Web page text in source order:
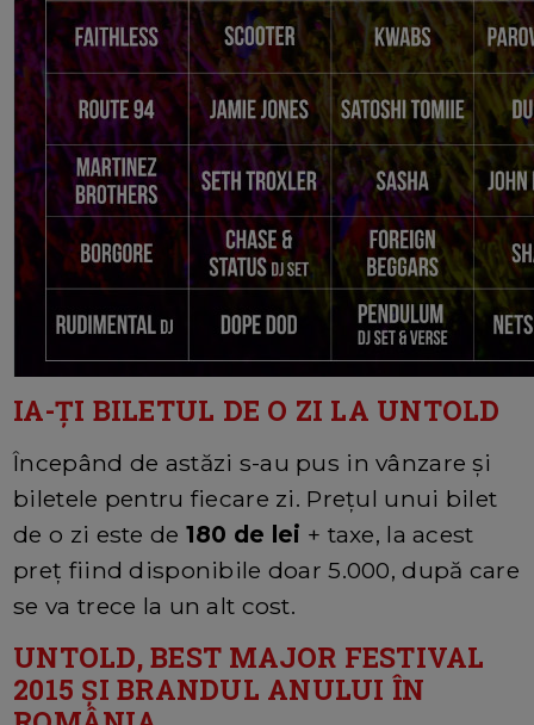
IA-ȚI BILETUL DE O ZI LA UNTOLD
Începând de astăzi s-au pus in vânzare și
biletele pentru fiecare zi. Prețul unui bilet
de o zi este de 180 de lei + taxe, la acest
preț fiind disponibile doar 5.000, după care
se va trece la un alt cost.
UNTOLD, BEST MAJOR FESTIVAL
2015 ȘI BRANDUL ANULUI ÎN